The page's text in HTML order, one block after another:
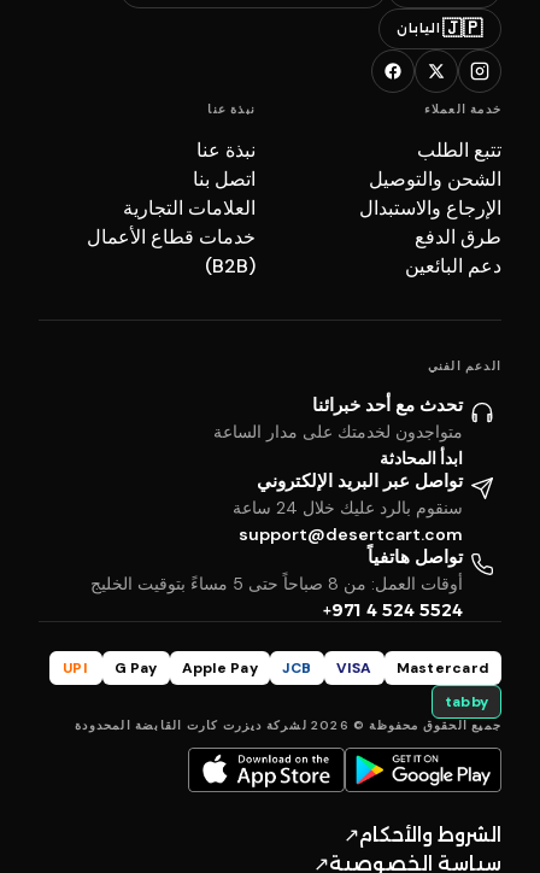
🇯🇵 اليابان
خدمة العملاء
تتبع الطلب
الشحن والتوصيل
الإرجاع والاستبدال
طرق الدفع
دعم البائعين
نبذة عنا
نبذة عنا
اتصل بنا
العلامات التجارية
خدمات قطاع الأعمال
(B2B)
الدعم الفني
تحدث مع أحد خبرائنا
متواجدون لخدمتك على مدار الساعة
ابدأ المحادثة
تواصل عبر البريد الإلكتروني
سنقوم بالرد عليك خلال 24 ساعة
support@desertcart.com
تواصل هاتفياً
أوقات العمل: من 8 صباحاً حتى 5 مساءً بتوقيت الخليج
+971 4 524 5524
Mastercard
VISA
JCB
Apple Pay
G Pay
UPI
tabby
جميع الحقوق محفوظة © 2026 لشركة ديزرت كارت القابضة المحدودة
الشروط والأحكام↗
سياسة الخصوصية↗